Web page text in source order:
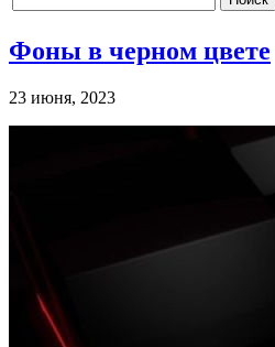
Фоны в черном цвете
23 июня, 2023